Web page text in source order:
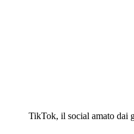
TikTok, il social amato dai